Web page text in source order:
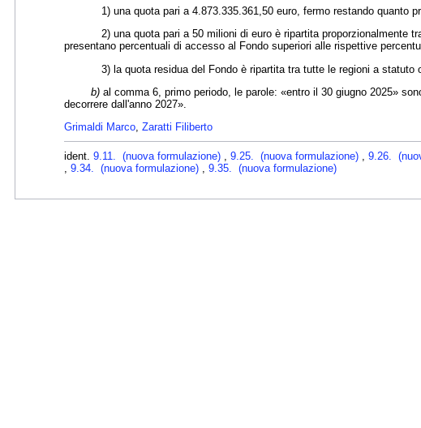
1) una quota pari a 4.873.335.361,50 euro, fermo restando quanto
2) una quota pari a 50 milioni di euro è ripartita proporzionalmente tra
presentano percentuali di accesso al Fondo superiori alle rispettive
3) la quota residua del Fondo è ripartita tra tutte le regioni a statuto
b) al comma 6, primo periodo, le parole: «entro il 30 giugno 2025»
decorrere dall'anno 2027».
Grimaldi Marco, Zaratti Filiberto
ident. 9.11. (nuova formulazione) , 9.25. (nuova formulazione) , 9.26.
, 9.34. (nuova formulazione) , 9.35. (nuova formulazione)